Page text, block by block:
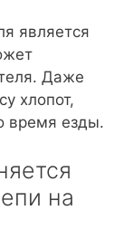
является
Даже
хлопот,
время езды.
на